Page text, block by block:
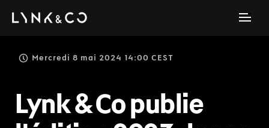
Mercredi 8 mai 2024 14:00 CEST
Lynk & Co publie